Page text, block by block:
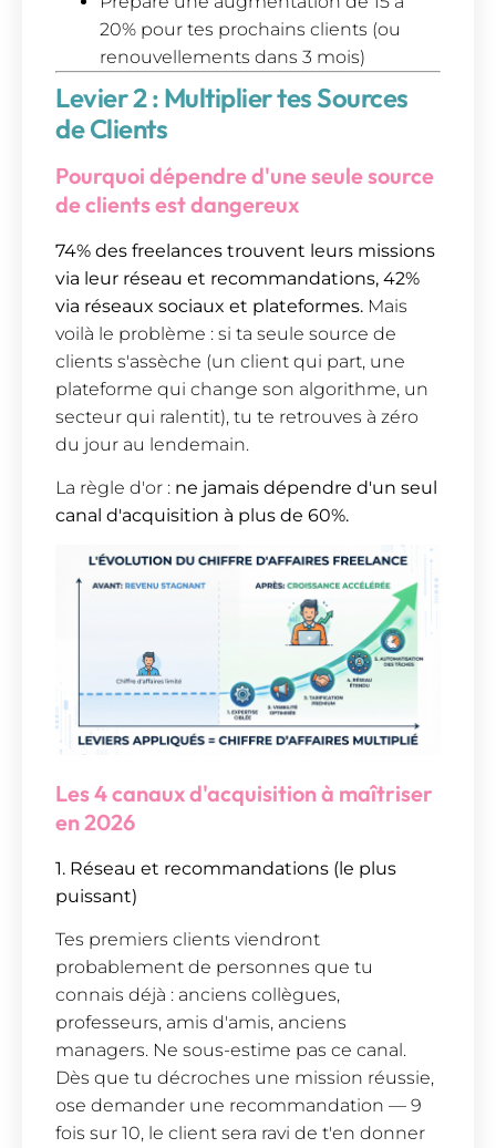
20% pour tes prochains clients (ou
renouvellements dans 3 mois)
Levier 2 : Multiplier tes Sources
de Clients
Pourquoi dépendre d'une seule source
de clients est dangereux
74% des freelances trouvent leurs missions
via leur réseau et recommandations, 42%
via réseaux sociaux et plateformes. Mais
voilà le problème : si ta seule source de
clients s'assèche (un client qui part, une
plateforme qui change son algorithme, un
secteur qui ralentit), tu te retrouves à zéro
du jour au lendemain.
La règle d'or : ne jamais dépendre d'un seul
canal d'acquisition à plus de 60%.
Les 4 canaux d'acquisition à maîtriser
en 2026
1. Réseau et recommandations (le plus
puissant)
Tes premiers clients viendront
probablement de personnes que tu
connais déjà : anciens collègues,
professeurs, amis d'amis, anciens
managers. Ne sous-estime pas ce canal.
Dès que tu décroches une mission réussie,
ose demander une recommandation — 9
fois sur 10, le client sera ravi de t'en donner